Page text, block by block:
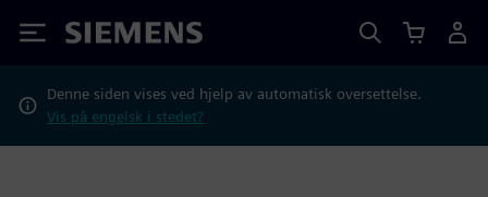
Siemens
Denne siden vises ved hjelp av automatisk oversettelse.
Vis på engelsk i stedet?